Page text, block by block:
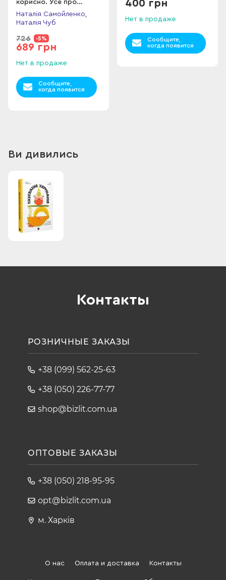
корисно. Усе про
культуру харчування
дітей та батьків
Наталія Самойленко,
Наталія Чуб
726 -5%
689 грн
Нет в продаже
Сообщите,
когда появится
400 грн
Нет в продаже
Сообщите,
когда появится
Ви дивились
Контакты
РОЗНИЧНЫЕ ЗАКАЗЫ
+38 (099) 562-25-63
+38 (050) 226-77-77
shop@bizlit.com.ua
ОПТОВЫЕ ЗАКАЗЫ
+38 (050) 218-95-95
opt@bizlit.com.ua
м. Харків
О нас Оплата и доставка Контакты